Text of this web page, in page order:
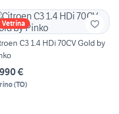
Vetrina
C3 1.4 HDi 70CV Gold by
€
(TO)